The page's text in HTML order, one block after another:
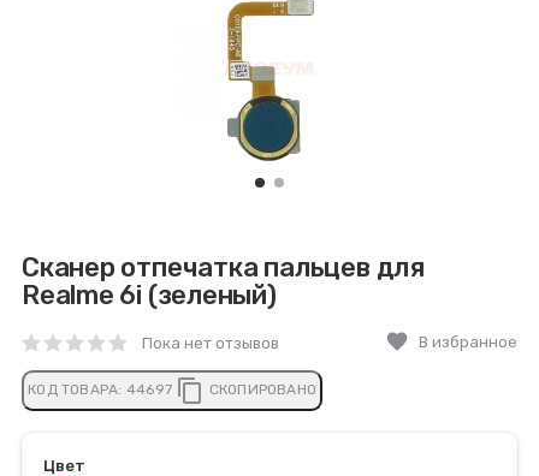
Сканер отпечатка пальцев для
Realme 6i (зеленый)
Пока нет отзывов favorite В избранное
КОД ТОВАРА: 44697 content_copy СКОПИРОВАНО
Цвет